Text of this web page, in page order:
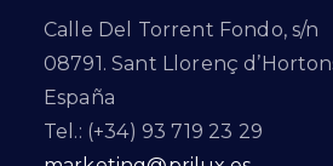
Calle Del Torrent Fondo, s/n
08791. Sant Llorenç
España
Tel.: (+34) 93 719 23 29